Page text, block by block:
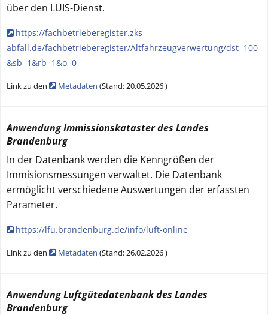
über den LUIS-Dienst.
https://fachbetrieberegister.zks-
abfall.de/fachbetrieberegister/Altfahrzeugverwertung/dst=100
&sb=1&rb=1&o=0
Link zu den Metadaten (Stand:20.05.2026)
Anwendung Immissionskataster des Landes
Brandenburg
In der Datenbank werden die Kenngrößen der
Immisionsmessungen verwaltet. Die Datenbank
ermöglicht verschiedene Auswertungen der erfassten
Parameter.
https://lfu.brandenburg.de/info/luft-online
Link zu den Metadaten (Stand:26.02.2026)
Anwendung Luftgütedatenbank des Landes
Brandenburg